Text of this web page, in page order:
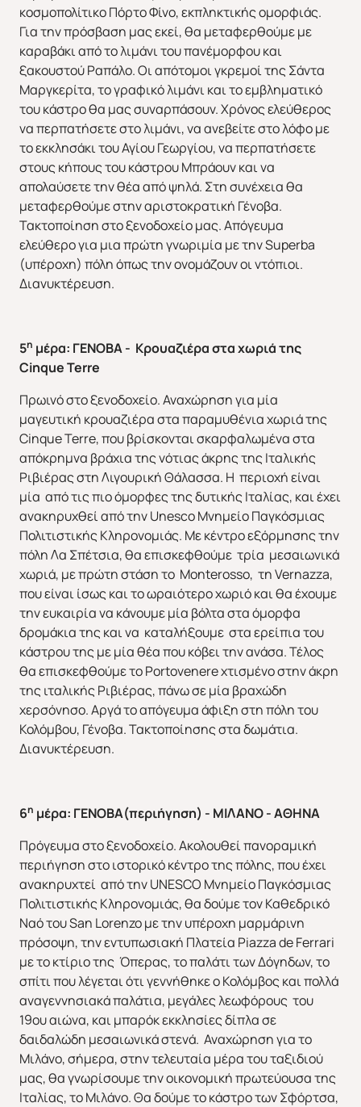
Χριστούγεννα & Πρωτοχρονιά Χειμώνας 2026/2027
κοσμοπολίτικο Πόρτο Φίνο, εκπληκτικής ομορφιάς.
Για την πρόσβαση μας εκεί, θα μεταφερθούμε με
καραβάκι από το λιμάνι του πανέμορφου και
ξακουστού Ραπάλο. Οι απότομοι γκρεμοί της Σάντα
Μαργκερίτα, το γραφικό λιμάνι και το εμβληματικό
του κάστρο θα μας συναρπάσουν. Χρόνος ελεύθερος
να περπατήσετε στο λιμάνι, να ανεβείτε στο λόφο με
το εκκλησάκι του Αγίου Γεωργίου, να περπατήσετε
στους κήπους του κάστρου Μπράουν και να
απολαύσετε την θέα από ψηλά. Στη συνέχεια θα
μεταφερθούμε στην αριστοκρατική Γένοβα.
Τακτοποίηση στο ξενοδοχείο μας. Απόγευμα
ελεύθερο για μια πρώτη γνωριμία με την Superba
(υπέροχη) πόλη όπως την ονομάζουν οι ντόπιοι.
Διανυκτέρευση.
5η μέρα: ΓΕΝΟΒΑ - Κρουαζιέρα στα χωριά της
CinqueTerre
Πρωινό στο ξενοδοχείο. Αναχώρηση για μία
μαγευτική κρουαζιέρα στα παραμυθένια χωριά της
Cinque Terre, που βρίσκονται σκαρφαλωμένα στα
απόκρημνα βράχια της νότιας άκρης της Ιταλικής
Ριβιέρας στη Λιγουρική Θάλασσα. Η περιοχή είναι
μία από τις πιο όμορφες της δυτικής Ιταλίας, και έχει
ανακηρυχθεί από την Unesco Μνημείο Παγκόσμιας
Πολιτιστικής Κληρονομιάς. Με κέντρο εξόρμησης την
πόλη Λα Σπέτσια, θα επισκεφθούμε τρία μεσαιωνικά
χωριά, με πρώτη στάση το Monterosso, τη Vernazza,
που είναι ίσως και το ωραιότερο χωριό και θα έχουμε
την ευκαιρία να κάνουμε μία βόλτα στα όμορφα
δρομάκια της και να καταλήξουμε στα ερείπια του
κάστρου της με μία θέα που κόβει την ανάσα. Τέλος
θα επισκεφθούμε το Portovenere χτισμένο στην άκρη
της ιταλικής Ριβιέρας, πάνω σε μία βραχώδη
χερσόνησο. Αργά το απόγευμα άφιξη στη πόλη του
Κολόμβου, Γένοβα. Τακτοποίησης στα δωμάτια.
Διανυκτέρευση.
6η μέρα: ΓΕΝΟΒΑ(περιήγηση) - ΜΙΛΑΝΟ - ΑΘΗΝΑ
Πρόγευμα στο ξενοδοχείο. Ακολουθεί πανοραμική
περιήγηση στο ιστορικό κέντρο της πόλης, που έχει
ανακηρυχτεί από την UNESCO Μνημείο Παγκόσμιας
Πολιτιστικής Κληρονομιάς, θα δούμε τον Καθεδρικό
Ναό του San Lorenzo με την υπέροχη μαρμάρινη
πρόσοψη, την εντυπωσιακή Πλατεία Ρiazza de Ferrari
με το κτίριο της Όπερας, το παλάτι των Δόγηδων, το
σπίτι που λέγεται ότι γεννήθηκε ο Κολόμβος και πολλά
αναγεννησιακά παλάτια, μεγάλες λεωφόρους του
19ου αιώνα, και μπαρόκ εκκλησίες δίπλα σε
δαιδαλώδη μεσαιωνικά στενά. Αναχώρηση για το
Μιλάνο, σήμερα, στην τελευταία μέρα του ταξιδιού
μας, θα γνωρίσουμε την οικονομική πρωτεύουσα της
Ιταλίας, το Μιλάνο. Θα δούμε το κάστρο των Σφόρτσα,